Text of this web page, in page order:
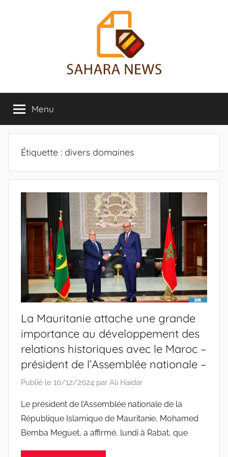
Sahara
News
sur
le
Sahara
révélée
Menu
Étiquette : divers domaines
La Mauritanie attache une grande
importance au développement des
relations historiques avec le Maroc –
président de l’Assemblée nationale –
Publié le 10/12/2024 par Ali Haidar
Le président de l’Assemblée nationale de la
République Islamique de Mauritanie, Mohamed
Bemba Meguet, a affirmé, lundi à Rabat, que